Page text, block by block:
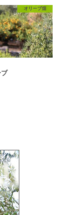
オリーブ畑